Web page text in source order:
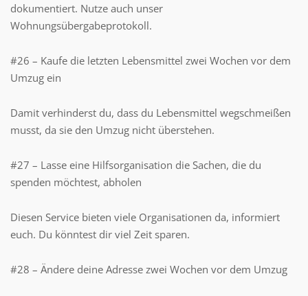
dokumentiert. Nutze auch unser
Wohnungsübergabeprotokoll.
#26 – Kaufe die letzten Lebensmittel zwei Wochen vor dem
Umzug ein
Damit verhinderst du, dass du Lebensmittel wegschmeißen
musst, da sie den Umzug nicht überstehen.
#27 – Lasse eine Hilfsorganisation die Sachen, die du
spenden möchtest, abholen
Diesen Service bieten viele Organisationen da, informiert
euch. Du könntest dir viel Zeit sparen.
#28 – Ändere deine Adresse zwei Wochen vor dem Umzug